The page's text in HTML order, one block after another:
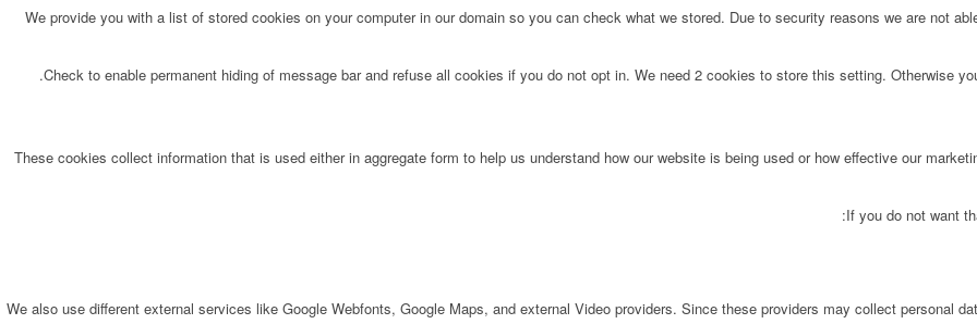
We provide you with a list of stored cookies on your computer in our domain so you can check what we stored. Due to security reasons we are not
Check to enable permanent hiding of message bar and refuse all cookies if you do not opt in. We need 2 cookies to store this setting. Otherwise
These cookies collect information that is used either in aggregate form to help us understand how our website is being used or how effective our
If you do not want
We also use different external services like Google Webfonts, Google Maps, and external Video providers. Since these providers may collect personal